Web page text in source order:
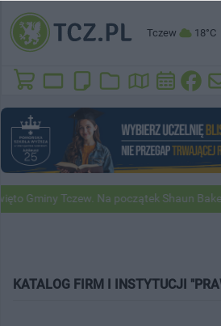
Tczew 18°C
Gminy Tczew. Na początek Shaun
KATALOG FIRM I INSTYTUCJI